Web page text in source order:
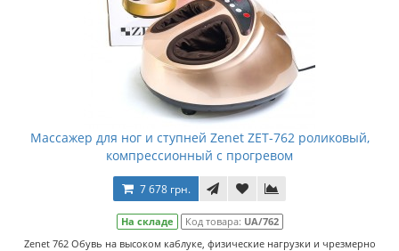
Массажер для ног и ступней Zenet ZET-762 роликовый,
компрессионный с прогревом
7 678 грн.
На складе Код товара: UA/762
Zenet 762 Обувь на высоком каблуке, физические нагрузки и чрезмерно